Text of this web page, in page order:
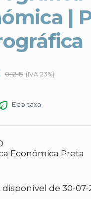
|
0,12 € (IVA 23%)
Eco taxa
Económica Preta
de 30-07-